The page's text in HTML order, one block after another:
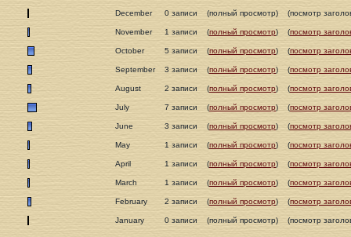
December 0 записи (полный просмотр) (посмотр
November 1 записи (полный просмотр) (посмотр
October 5 записи (полный просмотр) (посмотр
September 3 записи (полный просмотр) (посмотр
August 2 записи (полный просмотр) (посмотр
July 7 записи (полный просмотр) (посмотр
June 3 записи (полный просмотр) (посмотр
May 1 записи (полный просмотр) (посмотр
April 1 записи (полный просмотр) (посмотр
March 1 записи (полный просмотр) (посмотр
February 2 записи (полный просмотр) (посмотр
January 0 записи (полный просмотр) (посмотр